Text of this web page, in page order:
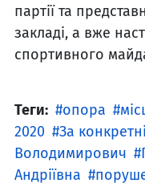
партії та
закладі, а вже
спортивного
Теги: опора
2020
За
Володимирович
Андріївна